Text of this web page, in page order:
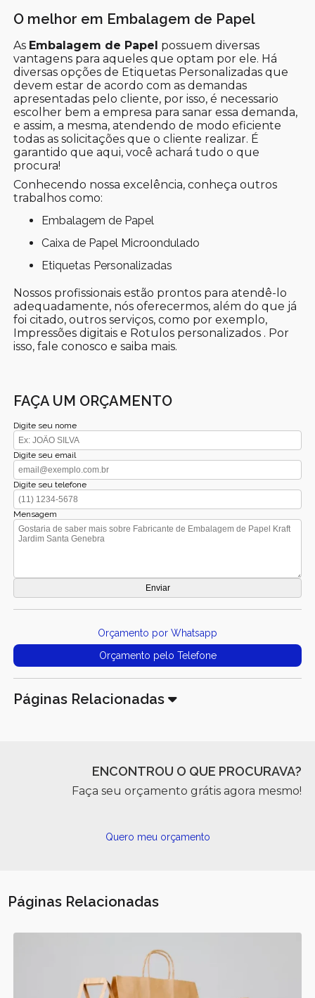
O melhor em Embalagem de Papel
As Embalagem de Papel possuem diversas
vantagens para aqueles que optam por ele. Há
diversas opções de Etiquetas Personalizadas que
devem estar de acordo com as demandas
apresentadas pelo cliente, por isso, é necessario
escolher bem a empresa para sanar essa demanda,
e assim, a mesma, atendendo de modo eficiente
todas as solicitações que o cliente realizar. É
garantido que aqui, você achará tudo o que
procura!
Conhecendo nossa excelência, conheça outros
trabalhos como:
Embalagem de Papel
Caixa de Papel Microondulado
Etiquetas Personalizadas
Nossos profissionais estão prontos para atendê-lo
adequadamente, nós oferecermos, além do que já
foi citado, outros serviços, como por exemplo,
Impressões digitais e Rotulos personalizados . Por
isso, fale conosco e saiba mais.
FAÇA UM ORÇAMENTO
Digite seu nome
Digite seu email
Digite seu telefone
Mensagem
Orçamento por Whatsapp
Orçamento pelo Telefone
Páginas Relacionadas
ENCONTROU O QUE PROCURAVA?
Faça seu orçamento grátis agora mesmo!
Quero meu orçamento
Páginas Relacionadas